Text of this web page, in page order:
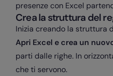
presenze con Excel
Crea la struttura del
Inizia creando la struttura
Apri Excel e crea un
parti dalle righe. In
che ti servono.